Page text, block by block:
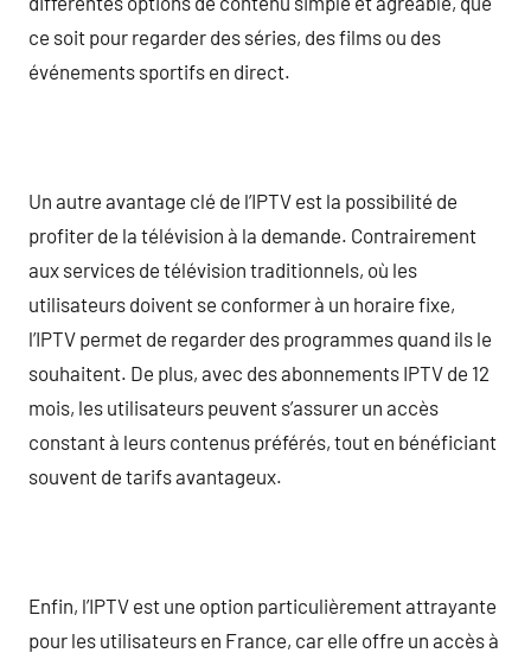
ce soit pour regarder des séries, des films ou des
événements sportifs en direct.
Un autre avantage clé de l’IPTV est la possibilité de
profiter de la télévision à la demande. Contrairement
aux services de télévision traditionnels, où les
utilisateurs doivent se conformer à un horaire fixe,
l’IPTV permet de regarder des programmes quand ils le
souhaitent. De plus, avec des abonnements IPTV de 12
mois, les utilisateurs peuvent s’assurer un accès
constant à leurs contenus préférés, tout en bénéficiant
souvent de tarifs avantageux.
Enfin, l’IPTV est une option particulièrement attrayante
pour les utilisateurs en France, car elle offre un accès à